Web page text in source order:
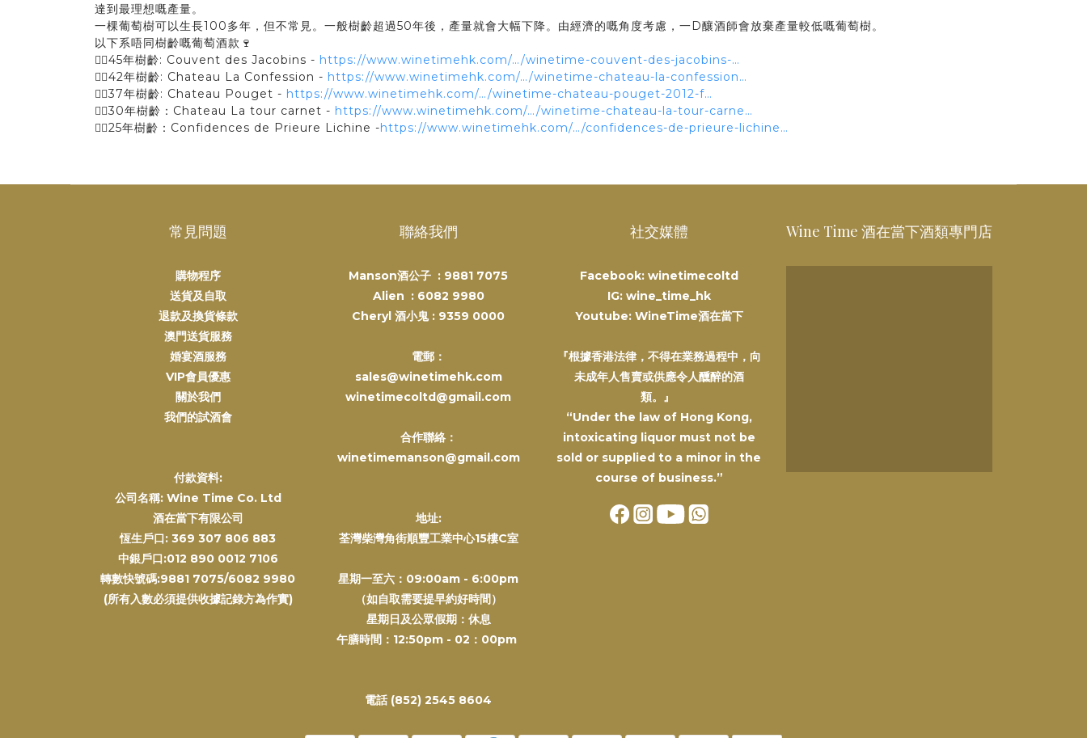
達到最理想嘅產量。
一棵葡萄樹可以生長100多年，但不常見。一般樹齡超過50年後，產量就會大幅下降。由經濟的嘅角度考慮，一D釀酒師會放棄產量較低嘅葡萄樹。
以下系唔同樹齡嘅葡萄酒款🍷
👉🏻45年樹齡: Couvent des Jacobins - https://www.winetimehk.com/…/winetime-couvent-des-jacobins-…
👉🏻42年樹齡: Chateau La Confession - https://www.winetimehk.com/…/winetime-chateau-la-confession…
👉🏻37年樹齡: Chateau Pouget - https://www.winetimehk.com/…/winetime-chateau-pouget-2012-f…
👉🏻30年樹齡：Chateau La tour carnet - https://www.winetimehk.com/…/winetime-chateau-la-tour-carne…
👉🏻25年樹齡：Confidences de Prieure Lichine -https://www.winetimehk.com/…/confidences-de-prieure-lichine…
常見問題
購物程序
送貨及自取
退款及換貨條款
澳門送貨服務
婚宴酒服務
VIP會員優惠
關於我們
我們的試酒會
付款資料:
公司名稱: Wine Time Co. Ltd
酒在當下有限公司
恆生戶口: 369 307 806 883
中銀戶口:012 890 0012 7106
轉數快號碼:9881 7075/6082 9980
(所有入數必須提供收據記錄方為作實)
聯絡我們
Manson酒公子 : 9881 7075
Alien : 6082 9980
Cheryl 酒小鬼 : 9359 0000
電郵：
sales@winetimehk.com
winetimecoltd@gmail.com
合作聯絡：
winetimemanson@gmail.com
地址:
荃灣柴灣角街順豐工業中心15樓C室
星期一至六：09:00am - 6:00pm
（如自取需要提早約好時間）
星期日及公眾假期：休息
午膳時間：12:50pm - 02：00pm
電話 (852) 2545 8604
社交媒體
Facebook: winetimecoltd
IG: wine_time_hk
Youtube: WineTime酒在當下
『根據香港法律，不得在業務過程中，向
未成年人售賣或供應令人醺醉的酒
類。』
“Under the law of Hong Kong,
intoxicating liquor must not be
sold or supplied to a minor in the
course of business.”
Wine Time 酒在當下酒類專門店